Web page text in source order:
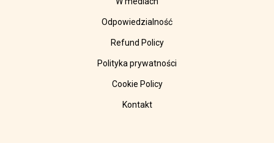
Odpowiedzialność
Refund Policy
Polityka prywatności
Cookie Policy
Kontakt